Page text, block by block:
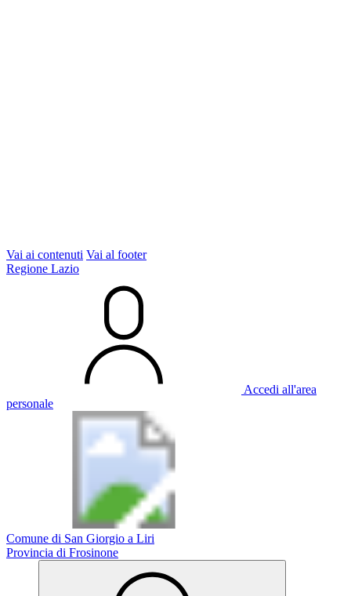
Vai ai contenuti Vai al footer
Regione Lazio
Accedi all'area
personale
Comune di San Giorgio a Liri
Provincia di Frosinone